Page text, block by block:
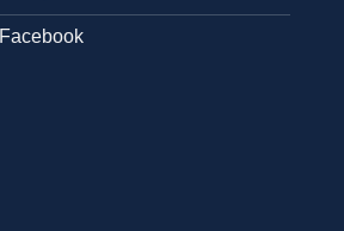
Facebook